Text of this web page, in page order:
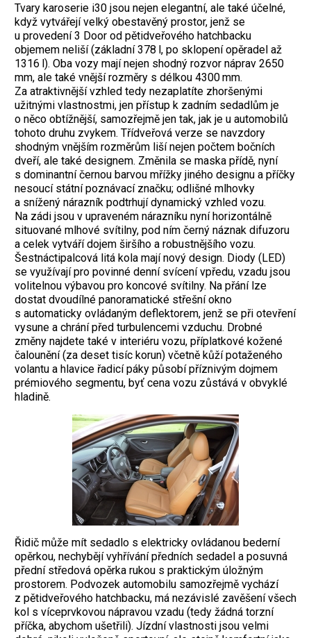
Tvary karoserie i30 jsou nejen elegantní, ale také účelné,
když vytvářejí velký obestavěný prostor, jenž se
u provedení 3 Door od pětidveřového hatchbacku
objemem neliší (základní 378 l, po sklopení opěradel až
1316 l). Oba vozy mají nejen shodný rozvor náprav 2650
mm, ale také vnější rozměry s délkou 4300 mm.
Za atraktivnější vzhled tedy nezaplatíte zhoršenými
užitnými vlastnostmi, jen přístup k zadním sedadlům je
o něco obtížnější, samozřejmě jen tak, jak je u automobilů
tohoto druhu zvykem. Třídveřová verze se navzdory
shodným vnějším rozměrům liší nejen počtem bočních
dveří, ale také designem. Změnila se maska přídě, nyní
s dominantní černou barvou mřížky jiného designu a příčky
nesoucí státní poznávací značku; odlišné mlhovky
a snížený nárazník podtrhují dynamický vzhled vozu.
Na zádi jsou v upraveném nárazníku nyní horizontálně
situované mlhové svítilny, pod ním černý náznak difuzoru
a celek vytváří dojem širšího a robustnějšího vozu.
Šestnáctipalcová litá kola mají nový design. Diody (LED)
se využívají pro povinné denní svícení vpředu, vzadu jsou
volitelnou výbavou pro koncové svítilny. Na přání lze
dostat dvoudílné panoramatické střešní okno
s automaticky ovládaným deflektorem, jenž se při otevření
vysune a chrání před turbulencemi vzduchu. Drobné
změny najdete také v interiéru vozu, příplatkové kožené
čalounění (za deset tisíc korun) včetně kůží potaženého
volantu a hlavice řadicí páky působí příznivým dojmem
prémiového segmentu, byť cena vozu zůstává v obvyklé
hladině.
Řidič může mít sedadlo s elektricky ovládanou bederní
opěrkou, nechybějí vyhřívání předních sedadel a posuvná
přední středová opěrka rukou s praktickým úložným
prostorem. Podvozek automobilu samozřejmě vychází
z pětidveřového hatchbacku, má nezávislé zavěšení všech
kol s víceprvkovou nápravou vzadu (tedy žádná torzní
příčka, abychom ušetřili). Jízdní vlastnosti jsou velmi